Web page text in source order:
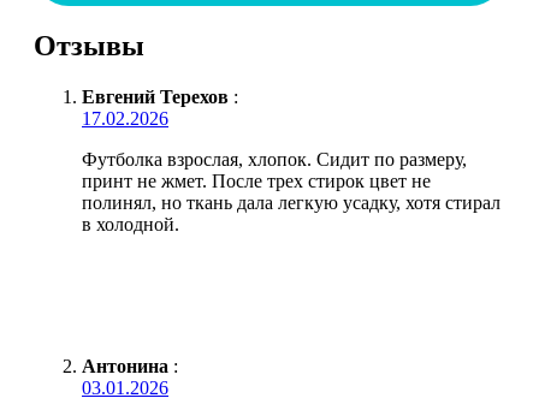
Отзывы
Евгений Терехов :
17.02.2026
Футболка взрослая, хлопок. Сидит по размеру,
принт не жмет. После трех стирок цвет не
полинял, но ткань дала легкую усадку, хотя стирал
в холодной.
Антонина :
03.01.2026